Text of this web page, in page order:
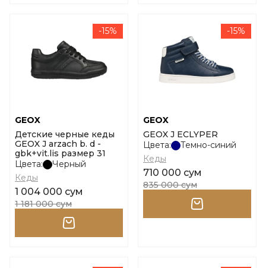
-15%
GEOX
Детские черные кеды
GEOX J arzach b. d -
gbk+vit.lis размер 31
Цвета:
Черный
Кеды
1 004 000 сум
1 181 000 сум
-15%
GEOX
GEOX J ECLYPER
Цвета:
Темно-синий
Кеды
710 000 сум
835 000 сум